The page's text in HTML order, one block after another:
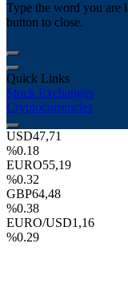
Type the word you are
button to close.
Quick Links
Stock Exchanges
Cryptocurrencies
USD47,71
%0.18
EURO55,19
%0.32
GBP64,48
%0.38
EURO/USD1,16
%0.29